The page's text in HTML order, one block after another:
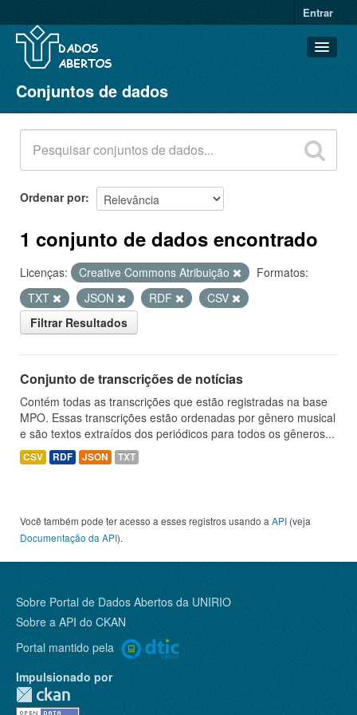
Entrar
Conjuntos de dados
Organizações
Grupos
Sobre
Conjuntos de dados
Ordenar por
1 conjunto de dados encontrado
Licenças: Creative Commons Atribuição
Formatos:
TXT
JSON RDF
CSV
Filtrar Resultados
Conjunto de transcrições de notícias
Contém todas as transcrições que estão registradas na base
MPO. Essas transcrições estão ordenadas por gênero musical
e são textos extraídos dos periódicos para todos os gêneros...
CSV RDF JSON TXT
Você também pode ter acesso a esses registros usando a API (veja
Documentação da API).
Sobre Portal de Dados Abertos da UNIRIO
Sobre a API do CKAN
Portal mantido pela
Impulsionado por